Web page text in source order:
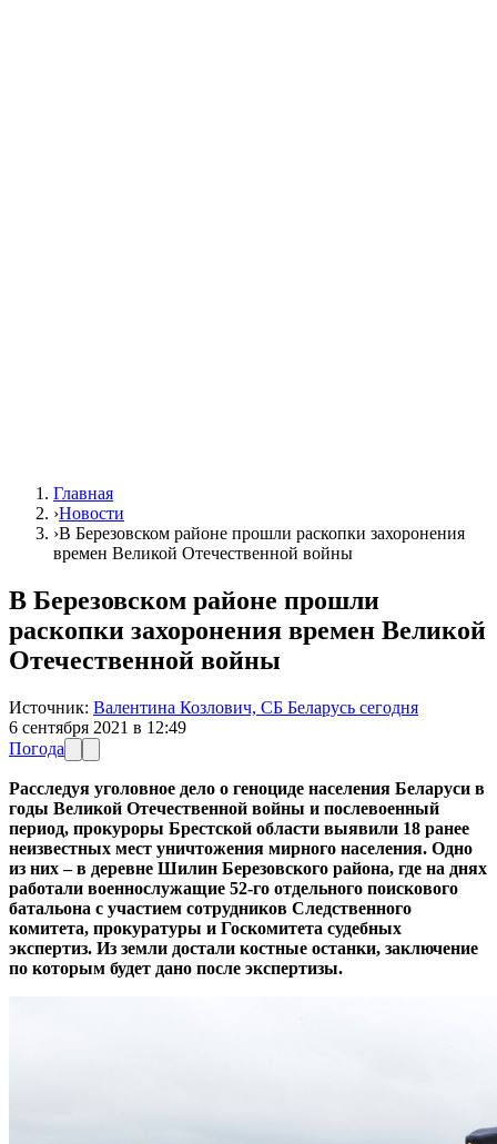
Главная
›Новости
›В Березовском районе прошли раскопки захоронения
времен Великой Отечественной войны
В Березовском районе прошли
раскопки захоронения времен Великой
Отечественной войны
Источник: Валентина Козлович, СБ Беларусь сегодня
6 сентября 2021 в 12:49
Погода
Расследуя уголовное дело о геноциде населения Беларуси в
годы Великой Отечественной войны и послевоенный
период, прокуроры Брестской области выявили 18 ранее
неизвестных мест уничтожения мирного населения. Одно
из них – в деревне Шилин Березовского района, где на днях
работали военнослужащие 52-го отдельного поискового
батальона с участием сотрудников Следственного
комитета, прокуратуры и Госкомитета судебных
экспертиз. Из земли достали костные останки, заключение
по которым будет дано после экспертизы.